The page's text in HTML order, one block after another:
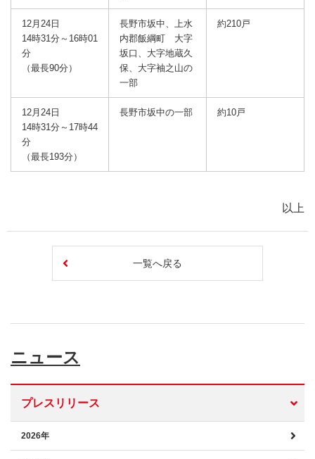
12月24日
14時31分～16時01
分
（最長90分）
長野市坂中、上水
内郡飯綱町 大字
坂口、大字地蔵久
保、大字袖之山の
一部
約210戸
12月24日
14時31分～17時44
分
（最長193分）
長野市坂中の一部 約10戸
以上
一覧へ戻る
ニュース
プレスリリース
2026年